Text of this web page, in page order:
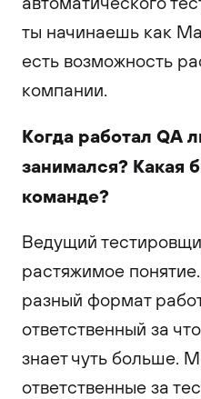
ты начинаешь как
есть возможность
компании.
Когда работал QA
занимался? Какая
команде?
Ведущий
растяжимое
разный формат
ответственный за
знает чуть больше.
ответственные за